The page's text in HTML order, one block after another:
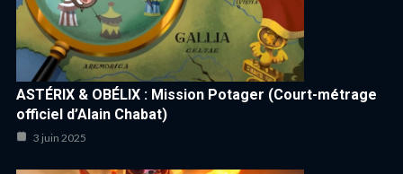
ASTÉRIX & OBÉLIX : Mission Potager (Court-métrage
officiel d’Alain Chabat)
3 juin 2025